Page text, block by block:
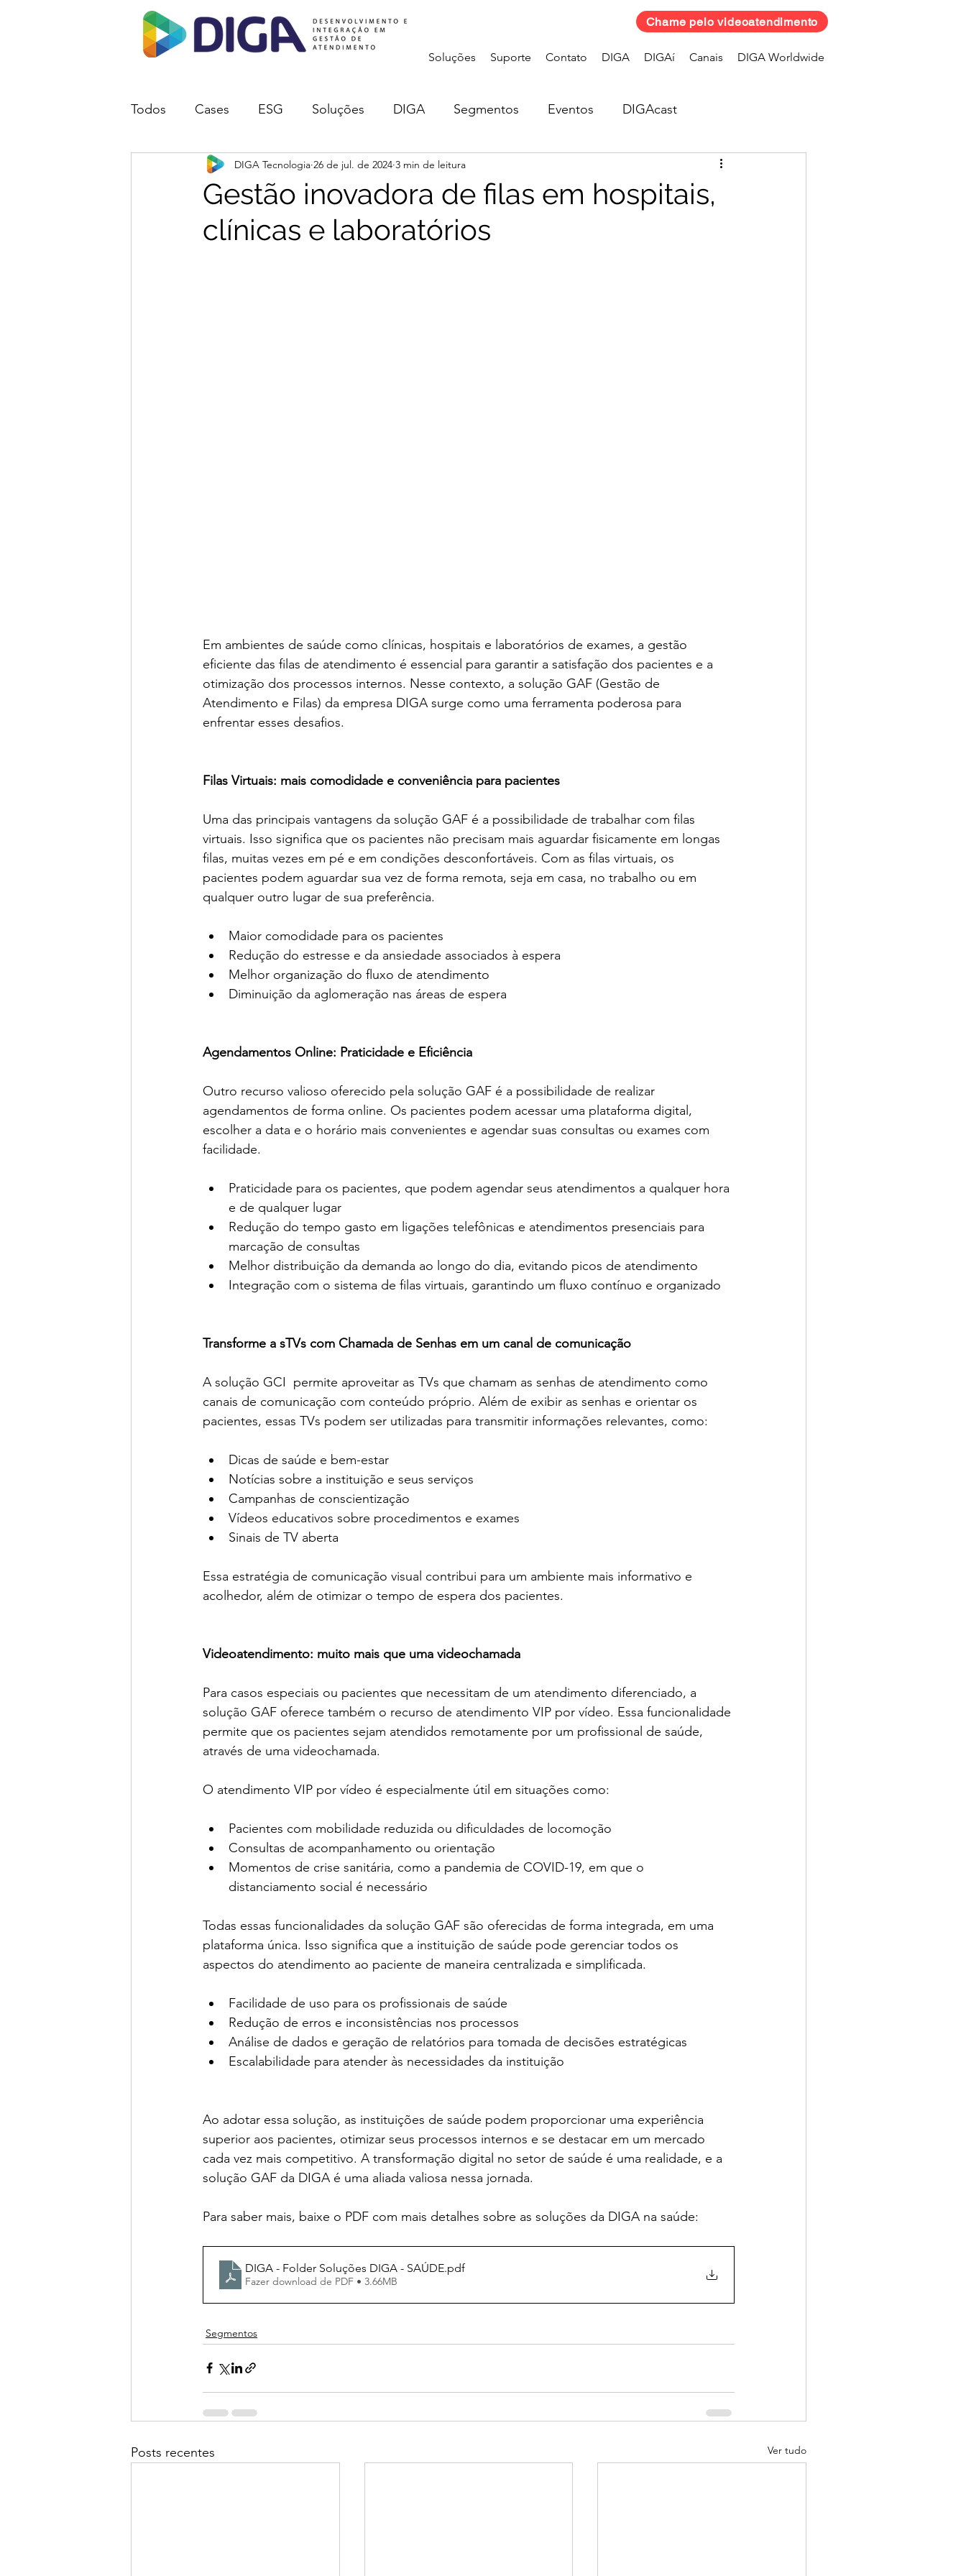
Chame pelo videoatendimento
Soluções Suporte Contato DIGA DIGAí Canais DIGA Worldwide
Todos Cases ESG Soluções DIGA Segmentos Eventos DIGAcast
Gestão inovadora de filas em hospitais,
clínicas e laboratórios
DIGA Tecnologia 26 de jul. de 2024 3 min de leitura
Em ambientes de saúde como clínicas, hospitais e laboratórios de exames, a gestão
eficiente das filas de atendimento é essencial para garantir a satisfação dos pacientes e a
otimização dos processos internos. Nesse contexto, a solução GAF (Gestão de
Atendimento e Filas) da empresa DIGA surge como uma ferramenta poderosa para
enfrentar esses desafios.
Filas Virtuais: mais comodidade e conveniência para pacientes
Uma das principais vantagens da solução GAF é a possibilidade de trabalhar com filas
virtuais. Isso significa que os pacientes não precisam mais aguardar fisicamente em longas
filas, muitas vezes em pé e em condições desconfortáveis. Com as filas virtuais, os
pacientes podem aguardar sua vez de forma remota, seja em casa, no trabalho ou em
qualquer outro lugar de sua preferência.
Maior comodidade para os pacientes
Redução do estresse e da ansiedade associados à espera
Melhor organização do fluxo de atendimento
Diminuição da aglomeração nas áreas de espera
Agendamentos Online: Praticidade e Eficiência
Outro recurso valioso oferecido pela solução GAF é a possibilidade de realizar
agendamentos de forma online. Os pacientes podem acessar uma plataforma digital,
escolher a data e o horário mais convenientes e agendar suas consultas ou exames com
facilidade.
Praticidade para os pacientes, que podem agendar seus atendimentos a qualquer hora
e de qualquer lugar
Redução do tempo gasto em ligações telefônicas e atendimentos presenciais para
marcação de consultas
Melhor distribuição da demanda ao longo do dia, evitando picos de atendimento
Integração com o sistema de filas virtuais, garantindo um fluxo contínuo e organizado
Transforme a sTVs com Chamada de Senhas em um canal de comunicação
A solução GCI  permite aproveitar as TVs que chamam as senhas de atendimento como
canais de comunicação com conteúdo próprio. Além de exibir as senhas e orientar os
pacientes, essas TVs podem ser utilizadas para transmitir informações relevantes, como:
Dicas de saúde e bem-estar
Notícias sobre a instituição e seus serviços
Campanhas de conscientização
Vídeos educativos sobre procedimentos e exames
Sinais de TV aberta
Essa estratégia de comunicação visual contribui para um ambiente mais informativo e
acolhedor, além de otimizar o tempo de espera dos pacientes.
Videoatendimento: muito mais que uma videochamada
Para casos especiais ou pacientes que necessitam de um atendimento diferenciado, a
solução GAF oferece também o recurso de atendimento VIP por vídeo. Essa funcionalidade
permite que os pacientes sejam atendidos remotamente por um profissional de saúde,
através de uma videochamada.
O atendimento VIP por vídeo é especialmente útil em situações como:
Pacientes com mobilidade reduzida ou dificuldades de locomoção
Consultas de acompanhamento ou orientação
Momentos de crise sanitária, como a pandemia de COVID-19, em que o
distanciamento social é necessário
Todas essas funcionalidades da solução GAF são oferecidas de forma integrada, em uma
plataforma única. Isso significa que a instituição de saúde pode gerenciar todos os
aspectos do atendimento ao paciente de maneira centralizada e simplificada.
Facilidade de uso para os profissionais de saúde
Redução de erros e inconsistências nos processos
Análise de dados e geração de relatórios para tomada de decisões estratégicas
Escalabilidade para atender às necessidades da instituição
Ao adotar essa solução, as instituições de saúde podem proporcionar uma experiência
superior aos pacientes, otimizar seus processos internos e se destacar em um mercado
cada vez mais competitivo. A transformação digital no setor de saúde é uma realidade, e a
solução GAF da DIGA é uma aliada valiosa nessa jornada.
Para saber mais, baixe o PDF com mais detalhes sobre as soluções da DIGA na saúde:
DIGA - Folder Soluções DIGA - SAÚDE.pdf
Fazer download de PDF • 3.66MB
Segmentos
Posts recentes Ver tudo